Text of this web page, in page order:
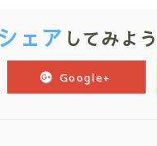
シェア してみよ
Google+